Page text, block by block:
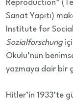
Reproduction”
Sanat Yapıtı)
Institute for
Sozialforschung
Okulu’nun
yazmaya dair bir
Hitler’in 1933’te